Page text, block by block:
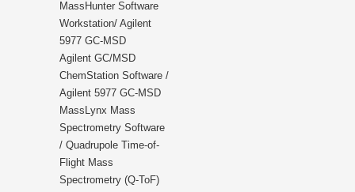
MassHunter Software
Workstation/ Agilent
5977 GC-MSD
Agilent GC/MSD
ChemStation Software /
Agilent 5977 GC-MSD
MassLynx Mass
Spectrometry Software
/ Quadrupole Time-of-
Flight Mass
Spectrometry (Q-ToF)